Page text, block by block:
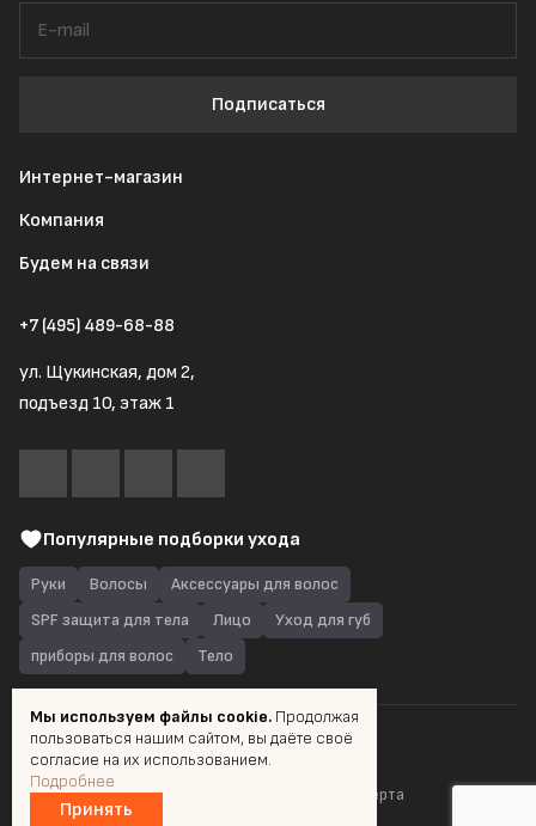
Подписаться
Интернет-магазин
Компания
Будем на связи
+7 (495) 489-68-88
ул. Щукинская, дом 2,
подъезд 10, этаж 1
Популярные подборки ухода
Руки Волосы
Аксессуары для волос
SPF защита для тела
Лицо
Уход для губ
приборы для волос
Тело
© 2026 Quantum Shop.ru
Пользовательское соглашение
Публичная оферта
Мы используем файлы cookie. Продолжая
пользоваться нашим сайтом, вы даёте своё
согласие на их использованием.
Подробнее
Принять